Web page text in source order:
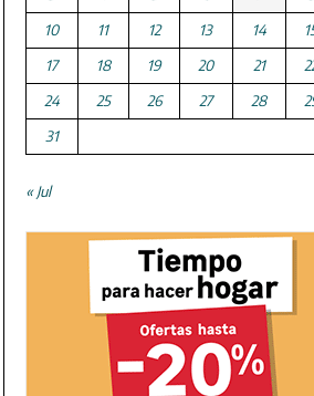
10
11 12 13 14
17
18 19 20 21
24
25 26 27 28
31
« Jul